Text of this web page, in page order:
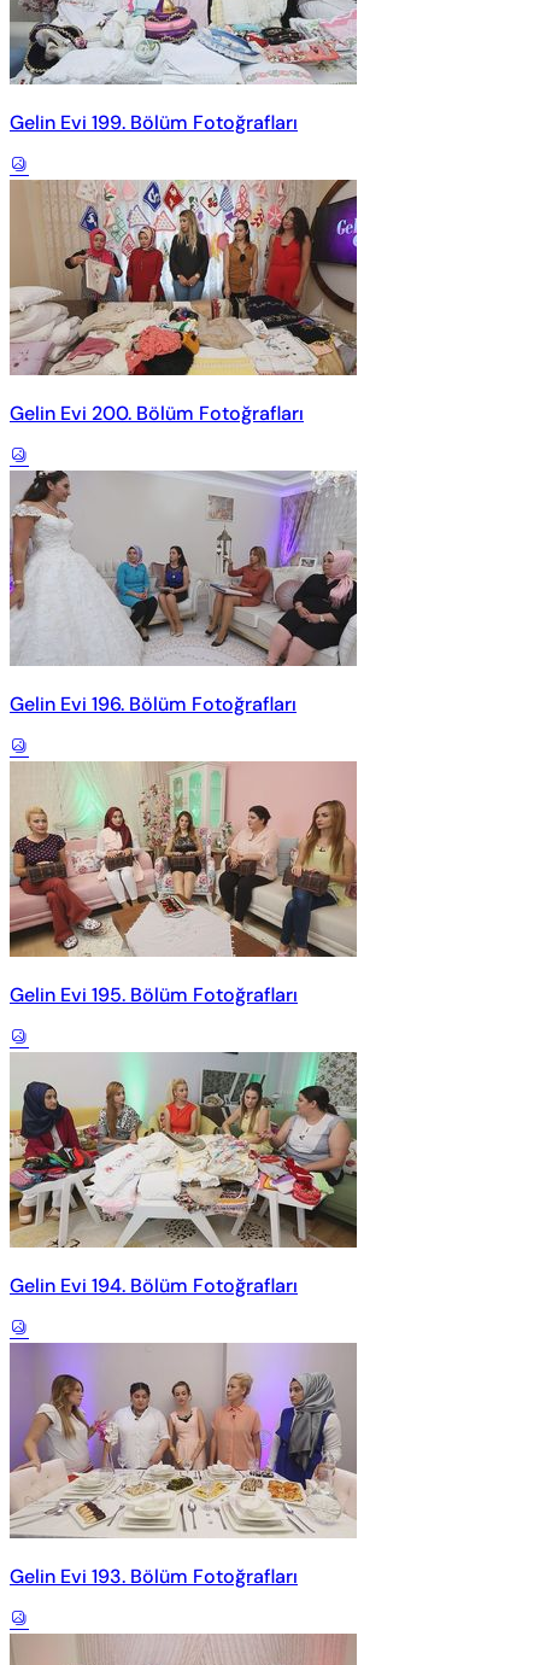
Gelin Evi 199. Bölüm Fotoğrafları
Gelin Evi 200. Bölüm Fotoğrafları
Gelin Evi 196. Bölüm Fotoğrafları
Gelin Evi 195. Bölüm Fotoğrafları
Gelin Evi 194. Bölüm Fotoğrafları
Gelin Evi 193. Bölüm Fotoğrafları